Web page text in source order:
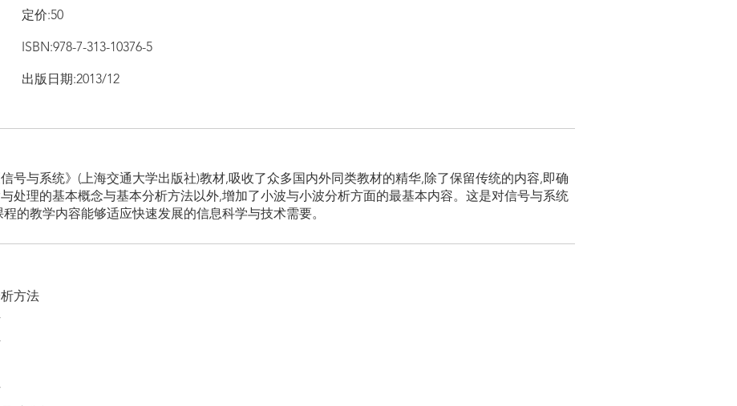
定价:50
ISBN:978-7-313-10376-5
出版日期:2013/12
号与系统》(上海交通大学出版社)教材,吸收了众多国内外同类教材的精华,除了保留传统的内容,即确
处理的基本概念与基本分析方法以外,增加了小波与小波分析方面的最基本内容。这是对信号与系统
的教学内容能够适应快速发展的信息科学与技术需要。
方法